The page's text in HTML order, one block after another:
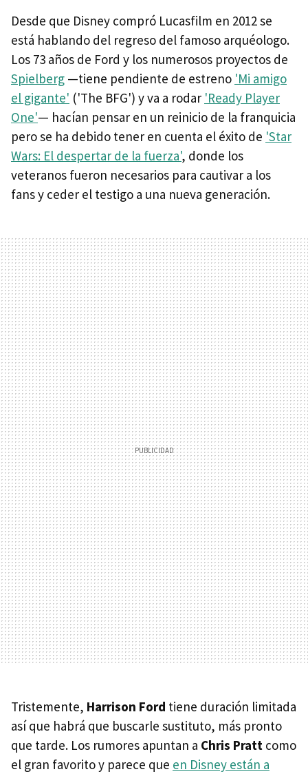
Desde que Disney compró Lucasfilm en 2012 se
está hablando del regreso del famoso arquéologo.
Los 73 años de Ford y los numerosos proyectos de
Spielberg —tiene pendiente de estreno 'Mi amigo
el gigante' ('The BFG') y va a rodar 'Ready Player
One'— hacían pensar en un reinicio de la franquicia
pero se ha debido tener en cuenta el éxito de 'Star
Wars: El despertar de la fuerza', donde los
veteranos fueron necesarios para cautivar a los
fans y ceder el testigo a una nueva generación.
Tristemente, Harrison Ford tiene duración limitada
así que habrá que buscarle sustituto, más pronto
que tarde. Los rumores apuntan a Chris Pratt como
el gran favorito y parece que en Disney están a